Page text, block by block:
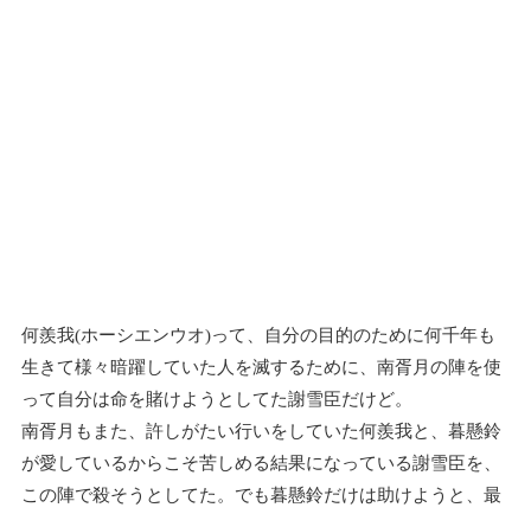
何羨我(ホーシエンウオ)って、自分の目的のために何千年も
生きて様々暗躍していた人を滅するために、南胥月の陣を使
って自分は命を賭けようとしてた謝雪臣だけど。
南胥月もまた、許しがたい行いをしていた何羨我と、暮懸鈴
が愛しているからこそ苦しめる結果になっている謝雪臣を、
この陣で殺そうとしてた。でも暮懸鈴だけは助けようと、最